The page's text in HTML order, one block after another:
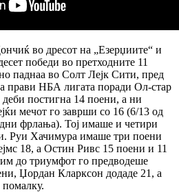
во дресот на „Езерџиите“ и
победи во претходните 11
паднаа во Солт Лејк Сити, пред
прави НБА лигата поради Ол-стар
постигна 14 поени, а ни
мечот го заврши со 16 (6/13 од
фрлања). Тој имаше и четири
Руи Хачимура имаше три поени
18, а Остин Ривс 15 поени и 11
до триумфот го предводеше
Џордан Кларксон додаде 21, а